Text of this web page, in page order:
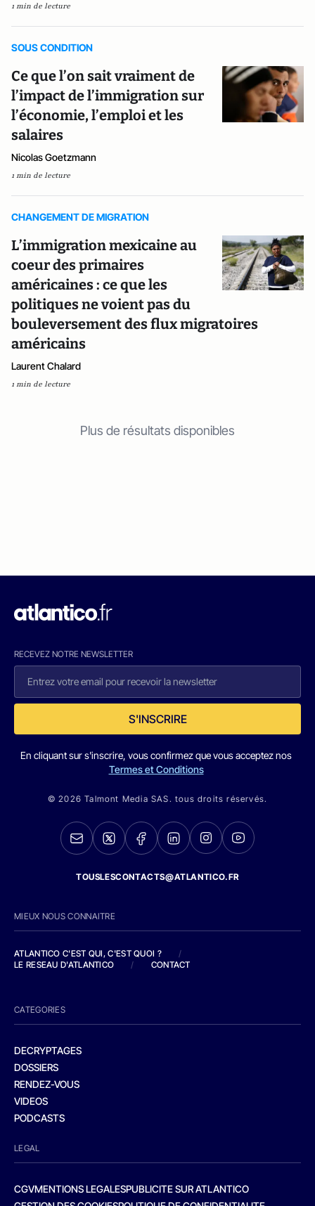
1 min de lecture
SOUS CONDITION
Ce que l’on sait vraiment de
l’impact de l’immigration sur
l’économie, l’emploi et les
salaires
Nicolas Goetzmann
1 min de lecture
CHANGEMENT DE MIGRATION
L’immigration mexicaine au
coeur des primaires
américaines : ce que les
politiques ne voient pas du
bouleversement des flux migratoires
américains
Laurent Chalard
1 min de lecture
Plus de résultats disponibles
RECEVEZ NOTRE NEWSLETTER
S'INSCRIRE
En cliquant sur s'inscrire, vous confirmez que vous acceptez nos
Termes et Conditions
© 2026 Talmont Media SAS. tous droits réservés.
TOUSLESCONTACTS@ATLANTICO.FR
MIEUX NOUS CONNAITRE
ATLANTICO C'EST QUI, C'EST QUOI ?
/
LE RESEAU D'ATLANTICO
/ CONTACT
CATEGORIES
DECRYPTAGES
DOSSIERS
RENDEZ-VOUS
VIDEOS
PODCASTS
LEGAL
CGVMENTIONS LEGALESPUBLICITE SUR ATLANTICO